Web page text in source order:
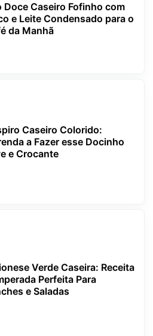
Doce Caseiro Fofinho com
e Leite Condensado para o
da Manhã
Caseiro Colorido:
a Fazer esse Docinho
e Crocante
Verde Caseira: Receita
Perfeita Para
e Saladas